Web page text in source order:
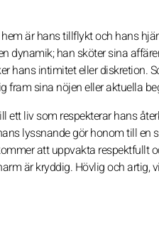
är hans tillflykt och hans
dynamik; han sköter sina
hans intimitet eller diskretion.
sina nöjen eller aktuella
ett liv som respekterar hans
lyssnande gör honom till en
att uppvakta respektfullt
är kryddig. Hövlig och artig,